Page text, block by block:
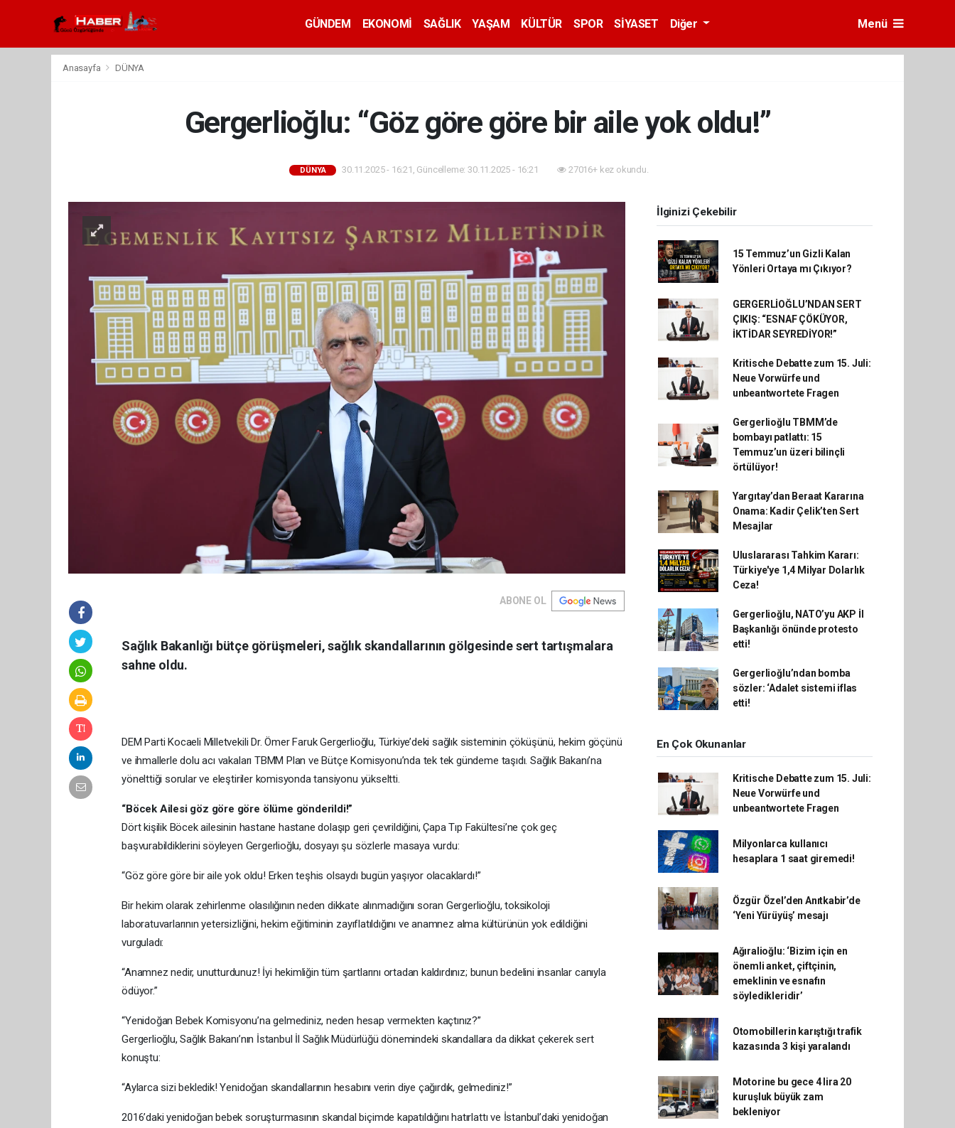
GÜNDEM EKONOMİ SAĞLIK YAŞAM KÜLTÜR SPOR SİYASET Diğer Menü
Anasayfa DÜNYA
Gergerlioğlu: “Göz göre göre bir aile yok oldu!”
DÜNYA 30.11.2025 - 16:21, Güncelleme: 30.11.2025 - 16:21 27016+ kez okundu.
ABONE OL
Sağlık Bakanlığı bütçe görüşmeleri, sağlık skandallarının gölgesinde sert tartışmalara
sahne oldu.
DEM Parti Kocaeli Milletvekili Dr. Ömer Faruk Gergerlioğlu, Türkiye’deki sağlık sisteminin çöküşünü, hekim göçünü
ve ihmallerle dolu acı vakaları TBMM Plan ve Bütçe Komisyonu’nda tek tek gündeme taşıdı. Sağlık Bakanı’na
yönelttiği sorular ve eleştiriler komisyonda tansiyonu yükseltti.
“Böcek Ailesi göz göre göre ölüme gönderildi!”
Dört kişilik Böcek ailesinin hastane hastane dolaşıp geri çevrildiğini, Çapa Tıp Fakültesi’ne çok geç
başvurabildiklerini söyleyen Gergerlioğlu, dosyayı şu sözlerle masaya vurdu:
“Göz göre göre bir aile yok oldu! Erken teşhis olsaydı bugün yaşıyor olacaklardı!”
Bir hekim olarak zehirlenme olasılığının neden dikkate alınmadığını soran Gergerlioğlu, toksikoloji
laboratuvarlarının yetersizliğini, hekim eğitiminin zayıflatıldığını ve anamnez alma kültürünün yok edildiğini
vurguladı:
“Anamnez nedir, unutturdunuz! İyi hekimliğin tüm şartlarını ortadan kaldırdınız; bunun bedelini insanlar canıyla
ödüyor.”
“Yenidoğan Bebek Komisyonu’na gelmediniz, neden hesap vermekten kaçtınız?”
Gergerlioğlu, Sağlık Bakanı’nın İstanbul İl Sağlık Müdürlüğü dönemindeki skandallara da dikkat çekerek sert
konuştu:
“Aylarca sizi bekledik! Yenidoğan skandallarının hesabını verin diye çağırdık, gelmediniz!”
2016’daki yenidoğan bebek soruşturmasının skandal biçimde kapatıldığını hatırlattı ve İstanbul’daki yenidoğan
İlginizi Çekebilir
15 Temmuz’un Gizli Kalan
Yönleri Ortaya mı Çıkıyor?
GERGERLİOĞLU’NDAN SERT
ÇIKIŞ: “ESNAF ÇÖKÜYOR,
İKTİDAR SEYREDİYOR!”
Kritische Debatte zum 15. Juli:
Neue Vorwürfe und
unbeantwortete Fragen
Gergerlioğlu TBMM’de
bombayı patlattı: 15
Temmuz’un üzeri bilinçli
örtülüyor!
Yargıtay’dan Beraat Kararına
Onama: Kadir Çelik’ten Sert
Mesajlar
Uluslararası Tahkim Kararı:
Türkiye'ye 1,4 Milyar Dolarlık
Ceza!
Gergerlioğlu, NATO’yu AKP İl
Başkanlığı önünde protesto
etti!
Gergerlioğlu’ndan bomba
sözler: ‘Adalet sistemi iflas
etti!
En Çok Okunanlar
Kritische Debatte zum 15. Juli:
Neue Vorwürfe und
unbeantwortete Fragen
Milyonlarca kullanıcı
hesaplara 1 saat giremedi!
Özgür Özel’den Anıtkabir’de
‘Yeni Yürüyüş’ mesajı
Ağıralioğlu: ‘Bizim için en
önemli anket, çiftçinin,
emeklinin ve esnafın
söyledikleridir’
Otomobillerin karıştığı trafik
kazasında 3 kişi yaralandı
Motorine bu gece 4 lira 20
kuruşluk büyük zam
bekleniyor